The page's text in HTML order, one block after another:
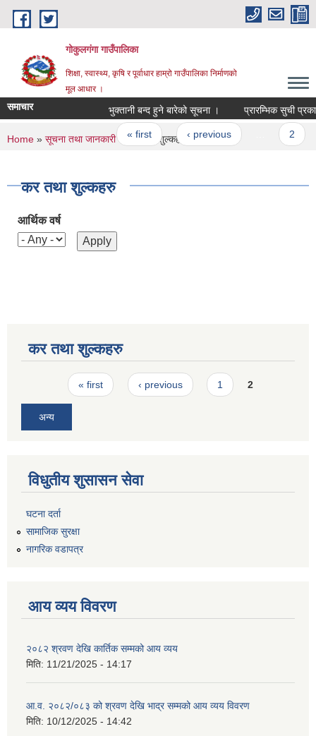
Skip to main content
गोकुलगंगा गाउँपालिका
शिक्षा, स्वास्थ्य, कृषि र पूर्वाधार हाम्रो गाउँपालिका निर्माणको
मूल आधार ।
समाचार भुक्तानी बन्द हुने बारेको सूचना । प्रारम्भिक सुची
Pages
« first ‹ previous 2
You are here
Home » सूचना तथा जानकारी» कर तथा शुल्कहरु
कर तथा शुल्कहरु
आर्थिक वर्ष
कर तथा शुल्कहरु
Pages« first ‹ previous 1 2
अन्य
विधुतीय शुसासन सेवा
घटना दर्ता
सामाजिक सुरक्षा
नागरिक वडापत्र
आय व्यय विवरण
२०८२ श्रवण देखि कार्तिक सम्मको आय व्यय
मिति: 11/21/2025 - 14:17
आ.व. २०८२/०८३ को श्रवण देखि भाद्र सम्मको आय व्यय विवरण
मिति: 10/12/2025 - 14:42